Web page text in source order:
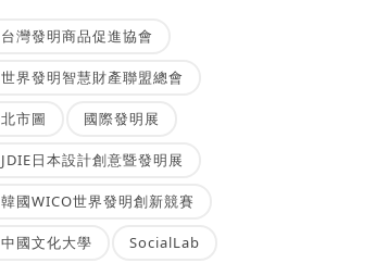
台灣發明商品促進協會
世界發明智慧財產聯盟總會
北市圖 國際發明展
JDIE日本設計創意暨發明展
韓國WICO世界發明創新競賽
中國文化大學 SocialLab